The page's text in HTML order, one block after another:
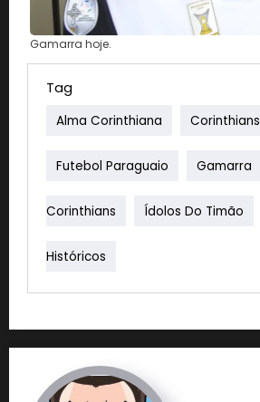
Gamarra hoje.
Tag
Alma Corinthiana Corinthians
Futebol Paraguaio Gamarra
Corinthians Ídolos Do Timão
Históricos